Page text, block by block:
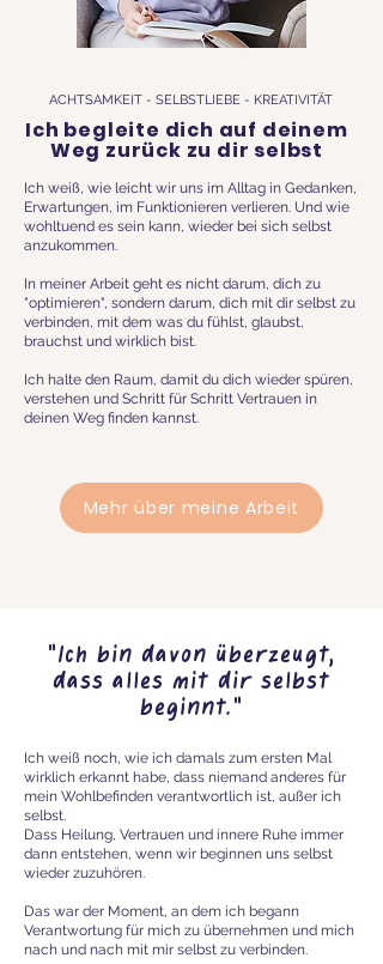
ACHTSAMKEIT - SELBSTLIEBE - KREATIVITÄT
Ich begleite dich auf deinem
Weg zurück zu dir selbst
Ich weiß, wie leicht wir uns im Alltag in Gedanken,
Erwartungen, im Funktionieren verlieren. Und wie
wohltuend es sein kann, wieder bei sich selbst
anzukommen.
In meiner Arbeit geht es nicht darum, dich zu
"optimieren", sondern darum, dich mit dir selbst zu
verbinden, mit dem was du fühlst, glaubst,
brauchst und wirklich bist.
Ich halte den Raum, damit du dich wieder spüren,
verstehen und Schritt für Schritt Vertrauen in
deinen Weg finden kannst.
Mehr über meine Arbeit
"Ich bin davon überzeugt,
dass alles mit dir selbst
beginnt."
Ich weiß noch, wie ich damals zum ersten Mal
wirklich erkannt habe, dass niemand anderes für
mein Wohlbefinden verantwortlich ist, außer ich
selbst.
Dass Heilung, Vertrauen und innere Ruhe immer
dann entstehen, wenn wir beginnen uns selbst
wieder zuzuhören.
Das war der Moment, an dem ich begann
Verantwortung für mich zu übernehmen und mich
nach und nach mit mir selbst zu verbinden.